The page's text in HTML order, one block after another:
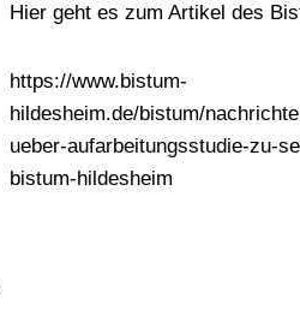
Hier geht es zum Artikel des
https://www.bistum-
hildesheim.de/bistum/
ueber-aufarbeitungsstudie-zu-
bistum-hildesheim